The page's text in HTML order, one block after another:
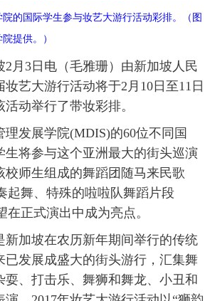
新华电视英文
国际学生参与妆艺大游行活动彩排。（图
提供。）
3日电（毛雅珊）由新加坡人民
艺大游行活动将于2月10日至11日
动举行了带妆彩排。
发展学院(MDIS)的60位不同国
生将参与这个亚洲最大的街头巡演
校师生组成的舞蹈团随马来民歌
起舞、特殊的啦啦队舞蹈片段
在正式演出中成为亮点。
加坡在农历新年期间举行的传统
已发展成盛大的街头游行，汇集舞
耍、打击乐、舞狮和舞龙、小丑和